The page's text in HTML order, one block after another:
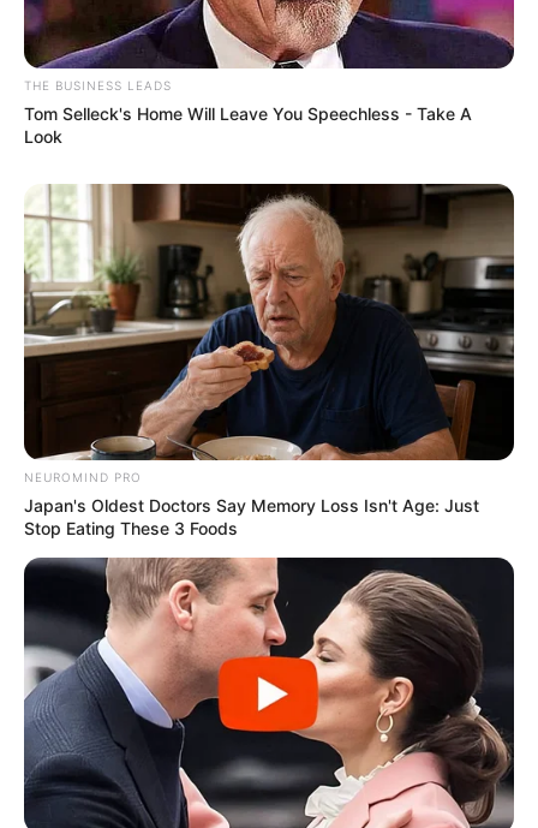
12. Porta talheres de lata ou pote decorado
Este porta trecos de lata colorida é uma ótima
ideia para você reutilizar uma latinha ou pote
velho, e ainda pode servir de porta colheres de
pau, por exemplo. Vai ficar lindo!
THE BUSINESS LEADS
Tom Selleck's Home Will Leave You Speechless - Take A
Look
NEUROMIND PRO
Japan's Oldest Doctors Say Memory Loss Isn't Age: Just
Stop Eating These 3 Foods